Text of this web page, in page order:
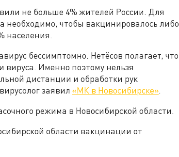
не больше 4% жителей России. Для
необходимо, чтобы вакцинировалось либо
населения.
бессимптомно. Нетёсов полагает, что
Именно поэтому нельзя
дистанции и обработки рук
заявил «МК в Новосибирске».
режима в Новосибирской области.
области вакцинации от